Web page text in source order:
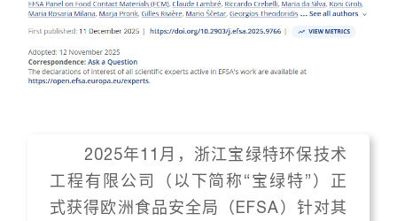
2025年11月，浙江宝绿特环保技术
工程有限公司（以下简称“宝绿特”）正
式获得欧洲食品安全局（EFSA）针对其